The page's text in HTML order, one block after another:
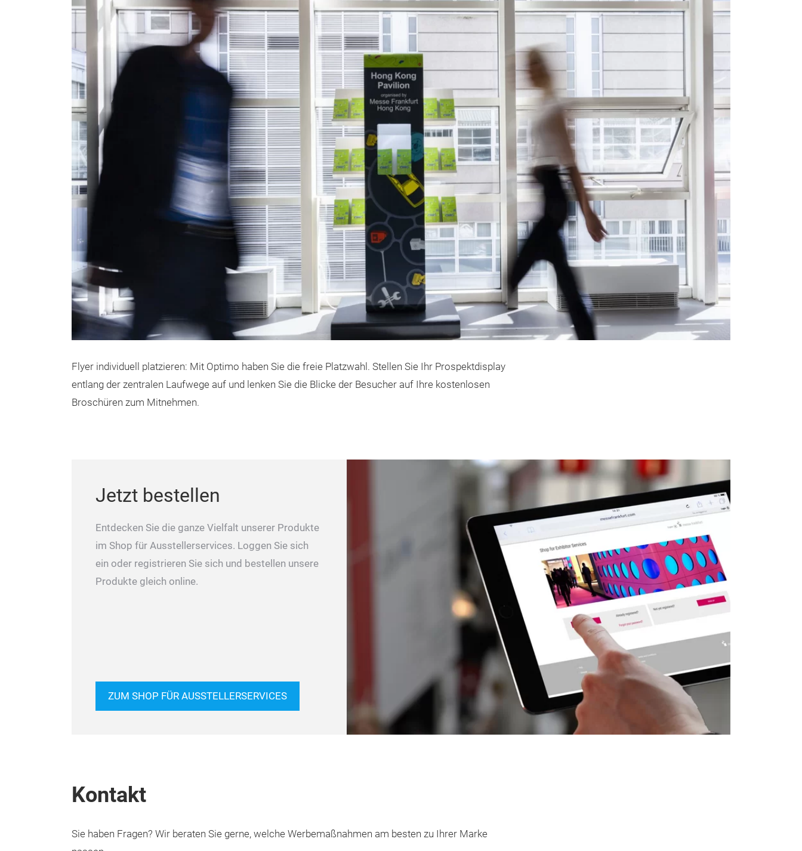
Flyer individuell platzieren: Mit Optimo haben Sie die freie Platzwahl. Stellen Sie Ihr Prospektdisplay
entlang der zentralen Laufwege auf und lenken Sie die Blicke der Besucher auf Ihre kostenlosen
Broschüren zum Mitnehmen.
Jetzt bestellen
Entdecken Sie die ganze Vielfalt unserer Produkte
im Shop für Ausstellerservices. Loggen Sie sich
ein oder registrieren Sie sich und bestellen unsere
Produkte gleich online.
ZUM SHOP FÜR AUSSTELLERSERVICES
Kontakt
Sie haben Fragen? Wir beraten Sie gerne, welche Werbemaßnahmen am besten zu Ihrer Marke